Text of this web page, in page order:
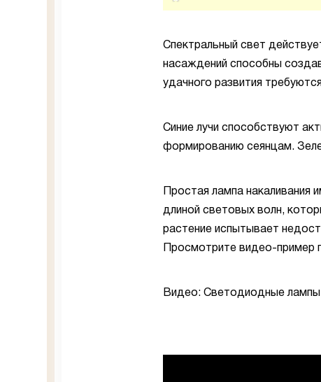
Спектральный свет
насаждений способны
удачного развития
Синие лучи способствуют
формированию сеянцам.
Простая лампа
длиной световых волн,
растение испытывает
Просмотрите видео-пример
Видео:Светодиодные лампы